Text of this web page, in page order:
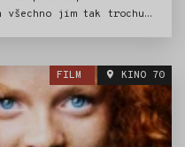
jim tak trochu
legračních nehod,
zachránit louku
FILM KINO 70